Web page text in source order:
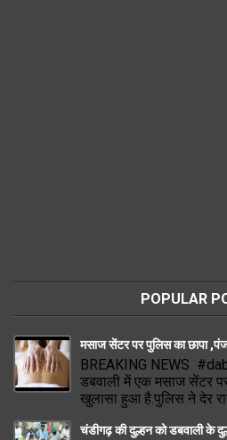
POPULAR
मसाज सेंटर पर पुलिस का छापा
BREAKING NEWS
डबवाली में एक मसाज सेंटर
खुलासा हुआ है.पुलिस ने देर
चंडीगढ़ की दुल्हन को डबवाली के